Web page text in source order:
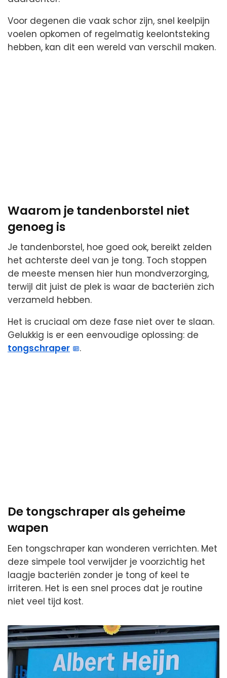
Voor degenen die vaak schor zijn, snel keelpijn
voelen opkomen of regelmatig keelontsteking
hebben, kan dit een wereld van verschil maken.
Waarom je tandenborstel niet
genoeg is
Je tandenborstel, hoe goed ook, bereikt zelden
het achterste deel van je tong. Toch stoppen
de meeste mensen hier hun mondverzorging,
terwijl dit juist de plek is waar de bacteriën zich
verzameld hebben.
Het is cruciaal om deze fase niet over te slaan.
Gelukkig is er een eenvoudige oplossing: de
tongschraper
.
De tongschraper als geheime
wapen
Een tongschraper kan wonderen verrichten. Met
deze simpele tool verwijder je voorzichtig het
laagje bacteriën zonder je tong of keel te
irriteren. Het is een snel proces dat je routine
niet veel tijd kost.